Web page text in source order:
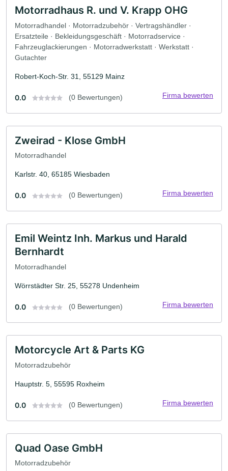
Motorradhaus R. und V. Krapp OHG
Motorradhandel · Motorradzubehör · Vertragshändler ·
Ersatzteile · Bekleidungsgeschäft · Motorradservice ·
Fahrzeuglackierungen · Motorradwerkstatt · Werkstatt ·
Gutachter
Robert-Koch-Str. 31, 55129 Mainz
0.0 (0 Bewertungen) Firma bewerten
Zweirad - Klose GmbH
Motorradhandel
Karlstr. 40, 65185 Wiesbaden
0.0 (0 Bewertungen) Firma bewerten
Emil Weintz Inh. Markus und Harald
Bernhardt
Motorradhandel
Wörrstädter Str. 25, 55278 Undenheim
0.0 (0 Bewertungen) Firma bewerten
Motorcycle Art & Parts KG
Motorradzubehör
Hauptstr. 5, 55595 Roxheim
0.0 (0 Bewertungen) Firma bewerten
Quad Oase GmbH
Motorradzubehör